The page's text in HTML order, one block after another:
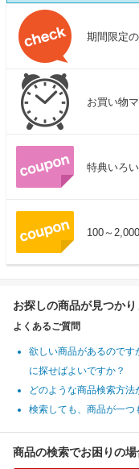
期間限定
お買い物
特典いろ
100～
お探しの商品が見つか
よくあるご質問
欲しい商品があるのです
に探せばよいですか？
どのような商品検索方法
検索しても、商品が一つ
商品の検索でお困りの